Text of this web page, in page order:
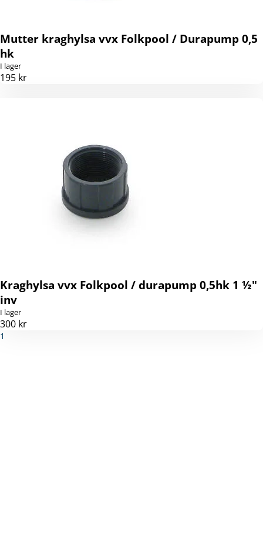
Mutter kraghylsa vvx Folkpool / Durapump 0,5
hk
I lager
195 kr
Kraghylsa vvx Folkpool / durapump 0,5hk 1 ½"
inv
I lager
300 kr
1